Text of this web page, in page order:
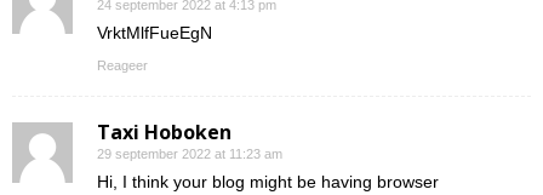
24 september 2022 at 4:13 pm
VrktMlfFueEgN
Reageer
Taxi Hoboken
29 september 2022 at 11:23 am
Hi, I think your blog might be having browser